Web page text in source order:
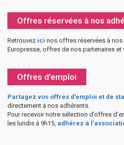
Offres réservées à nos
Retrouvez ici nos offres réservées à nos
Europresse, offres de nos partenaires
Offres d’emploi
Partagez vos offres d’emploi et de
directement à nos adhérents.
Pour recevoir notre sélection d’offres
les lundis à 9h15, adhérez à